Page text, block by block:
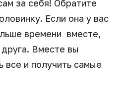
за себя! Обратите
Если она у вас
времени вместе,
Вместе вы
и получить самые